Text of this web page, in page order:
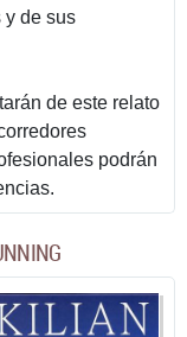
y de sus
de este relato
podrán